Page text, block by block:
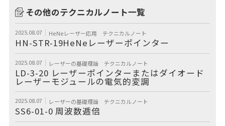
その他のテクニカルノート一覧
2025.08.07 HeNeレーザー応用 テクニカルノート
HN-STR-19HeNeレーザーポインター
2025.08.07 レーザーの基礎理論 テクニカルノート
LD-3-20 レーザーポインターまたはダイオード
レーザーモジュールの電気的変調
2025.08.07 レーザーの基礎理論 テクニカルノート
SS6-01-0 周波数逓倍